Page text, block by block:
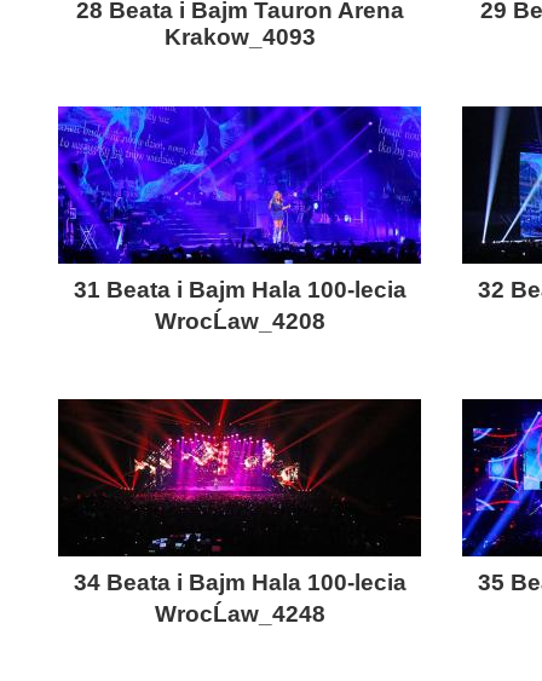
28 Beata i Bajm Tauron Arena
Krakow_4093
29
31 Beata i Bajm Hala 100-lecia
WrocĹaw_4208
32
34 Beata i Bajm Hala 100-lecia
WrocĹaw_4248
35